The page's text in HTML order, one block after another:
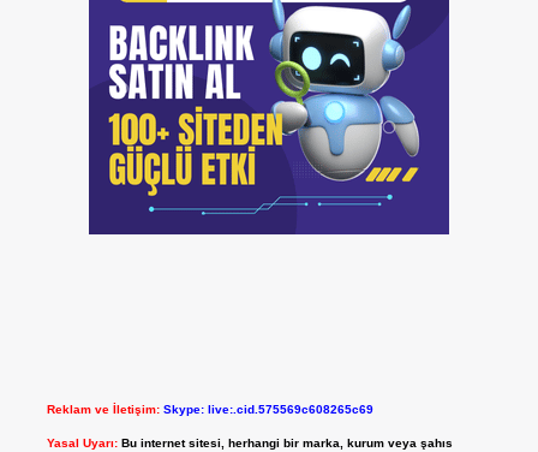
Reklam ve İletişim: Skype: live:.cid.575569c608265c69
Yasal Uyarı: Bu internet sitesi, herhangi bir marka, kurum veya şahıs